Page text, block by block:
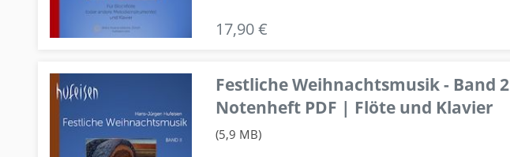
17,90 €
Festliche Weihnachtsmusik - Band 2
Notenheft PDF | Flöte und Klavier
(5,9 MB)